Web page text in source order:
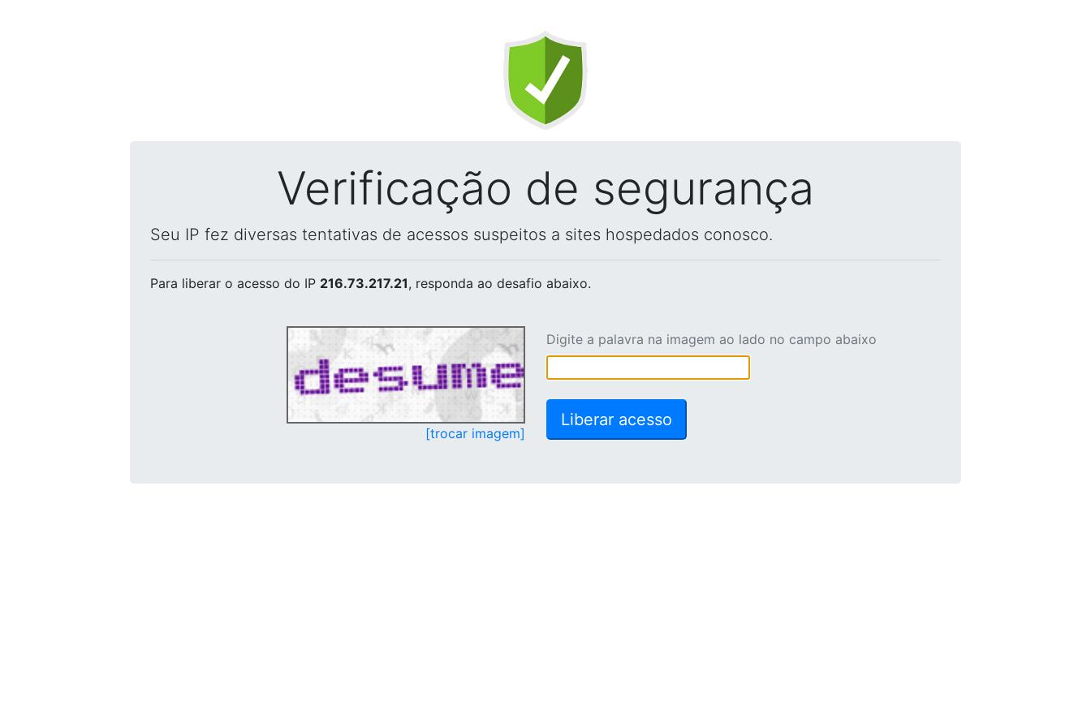
Verificação de segurança
Seu IP fez diversas tentativas de acessos suspeitos a sites hospedados conosco.
Para liberar o acesso do IP 216.73.217.21, responda ao desafio abaixo.
[trocar imagem]
Digite a palavra na imagem ao lado no campo abaixo